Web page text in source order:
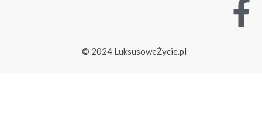
© 2024 LuksusoweŻycie.pl